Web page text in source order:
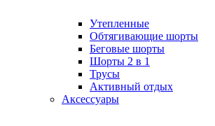
Утепленные
Обтягивающие шорты
Беговые шорты
Шорты 2 в 1
Трусы
Активный отдых
Аксессуары